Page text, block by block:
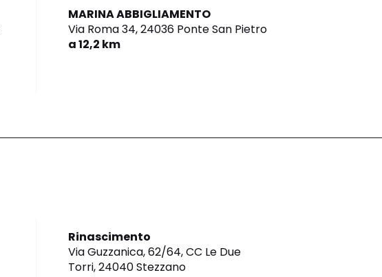
MARINA ABBIGLIAMENTO
Via Roma 34,24036 Ponte San Pietro
a 12,2 km
Rinascimento
Via Guzzanica, 62/64, CC Le Due
Torri,24040 Stezzano